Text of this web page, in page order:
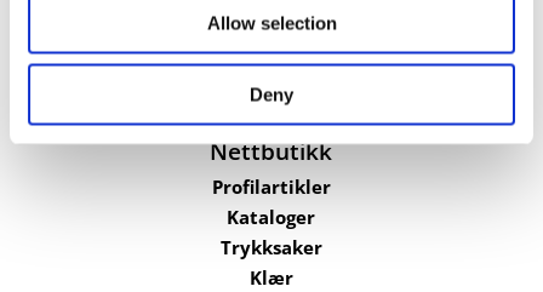
Allow selection
Deny
Kvalebergveien 21, 4016 Stavanger
Man – fre 08:00 – 16:00
Nettbutikk
Profilartikler
Kataloger
Trykksaker
Klær